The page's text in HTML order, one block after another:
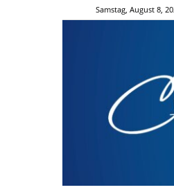
Samstag, August 8,